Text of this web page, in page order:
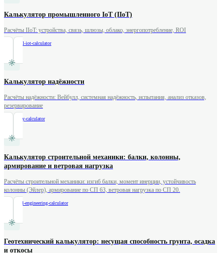
Калькулятор промышленного IoT (IIoT)
Расчёты IIoT: устройства, связь, шлюзы, облако, энергопотребление, ROI
industrial-iot-calculator
Калькулятор надёжности
Расчёты надёжности: Вейбулл, системная надёжность, испытания, анализ отказов,
резервирование
reliability-calculator
Калькулятор строительной механики: балки, колонны,
армирование и ветровая нагрузка
Расчёты строительной механики: изгиб балки, момент инерции, устойчивость
колонны (Эйлер), армирование по СП 63, ветровая нагрузка по СП 20.
structural-engineering-calculator
Геотехнический калькулятор: несущая способность грунта, осадка
и откосы